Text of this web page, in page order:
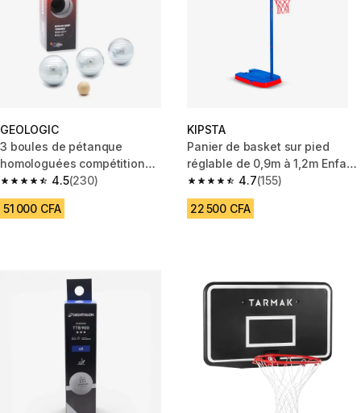
GEOLOGIC
3 boules de pétanque
homologuées compétition
demi tendres SIGMA
4.5
4.5 out of 5 stars from 230 reviews
(230)
51 000 CFA
KIPSTA
Panier de basket sur pied
réglable de 0,9m à 1,2m Enfant
- K100 Ball orange
4.7
4.7 out of 5 stars from 155
(155)
22 500 CFA